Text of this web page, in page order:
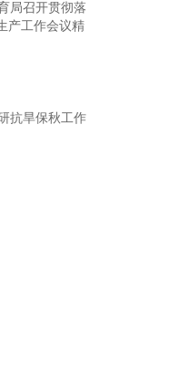
福州晟阳新
单位、乡村
以光伏运
场、光伏
产工作会议